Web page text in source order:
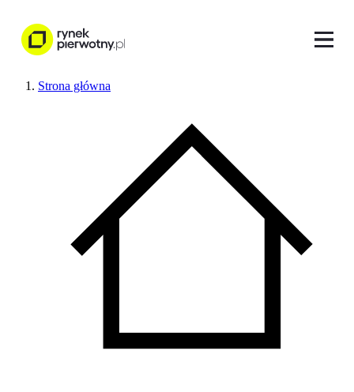
Strona główna